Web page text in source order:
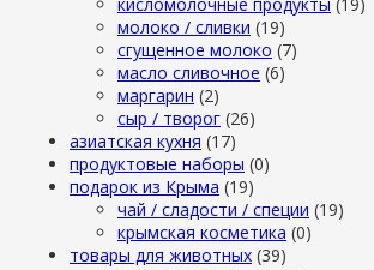
молоко / сливки (19)
сгущенное молоко (7)
масло сливочное (6)
маргарин (2)
сыр / творог (26)
азиатская кухня (17)
продуктовые наборы (0)
подарок из Крыма (19)
чай / сладости / специи (19)
крымская косметика (0)
товары для животных (39)